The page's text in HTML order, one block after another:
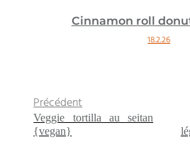
Cinnamon roll
18.2.26
Précédent
Veggie tortilla au seitan
{vegan}